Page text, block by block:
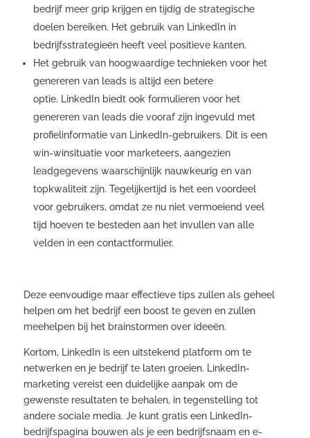
bedrijf meer grip krijgen en tijdig de strategische
doelen bereiken. Het gebruik van LinkedIn in
bedrijfsstrategieën heeft veel positieve kanten.
Het gebruik van hoogwaardige technieken voor het
genereren van leads is altijd een betere
optie. LinkedIn biedt ook formulieren voor het
genereren van leads die vooraf zijn ingevuld met
profielinformatie van LinkedIn-gebruikers. Dit is een
win-winsituatie voor marketeers, aangezien
leadgegevens waarschijnlijk nauwkeurig en van
topkwaliteit zijn. Tegelijkertijd is het een voordeel
voor gebruikers, omdat ze nu niet vermoeiend veel
tijd hoeven te besteden aan het invullen van alle
velden in een contactformulier.
Deze eenvoudige maar effectieve tips zullen als geheel
helpen om het bedrijf een boost te geven en zullen
meehelpen bij het brainstormen over ideeën.
Kortom, LinkedIn is een uitstekend platform om te
netwerken en je bedrijf te laten groeien. LinkedIn-
marketing vereist een duidelijke aanpak om de
gewenste resultaten te behalen, in tegenstelling tot
andere sociale media. Je kunt gratis een LinkedIn-
bedrijfspagina bouwen als je een bedrijfsnaam en e-